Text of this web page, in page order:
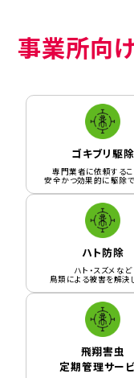
事業所向
ゴキブリ駆除
専門業者に依頼するこ
安全かつ効果的に駆除で
ハト防除
ハト・スズメなど
鳥類による被害を解決
飛翔害虫
定期管理サー